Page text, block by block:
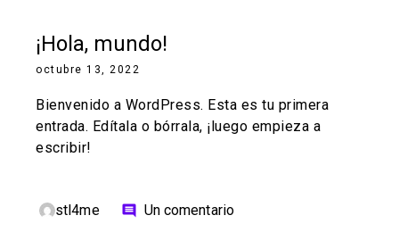
¡Hola, mundo!
octubre 13, 2022
Bienvenido a WordPress. Esta es tu primera
entrada. Edítala o bórrala, ¡luego empieza a
escribir!
stl4me comment Un comentario